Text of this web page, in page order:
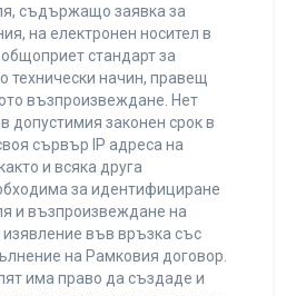
съдържащо заявка за
на електронен носител в
стандарт за
технически начин, правещ
възпроизвеждане. Нет
допустимия законен срок в
сървър IP адреса на
и всяка друга
за идентифициране
и възпроизвеждане на
във връзка със
на Рамковия договор.
има право да създаде и